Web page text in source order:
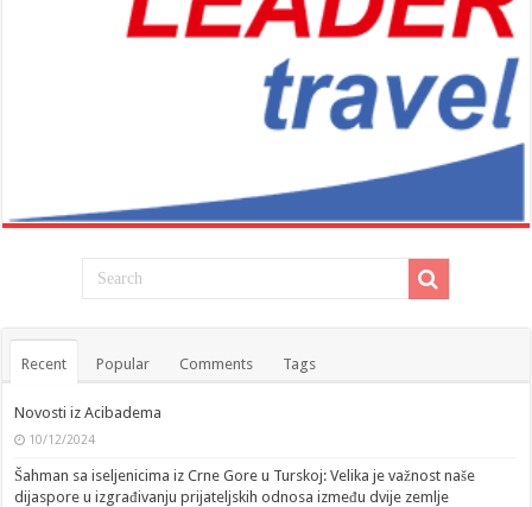
Recent Popular Comments Tags
Novosti iz Acibadema
10/12/2024
Šahman sa iseljenicima iz Crne Gore u Turskoj: Velika je važnost naše
dijaspore u izgrađivanju prijateljskih odnosa između dvije zemlje